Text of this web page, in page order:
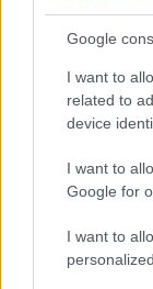
Google
I want to
related to
device
I want to
Google for
I want to
επιστρέφει
παιδικής
τον Γιώργο (
Γιώργος, ο
και
επίσημα από